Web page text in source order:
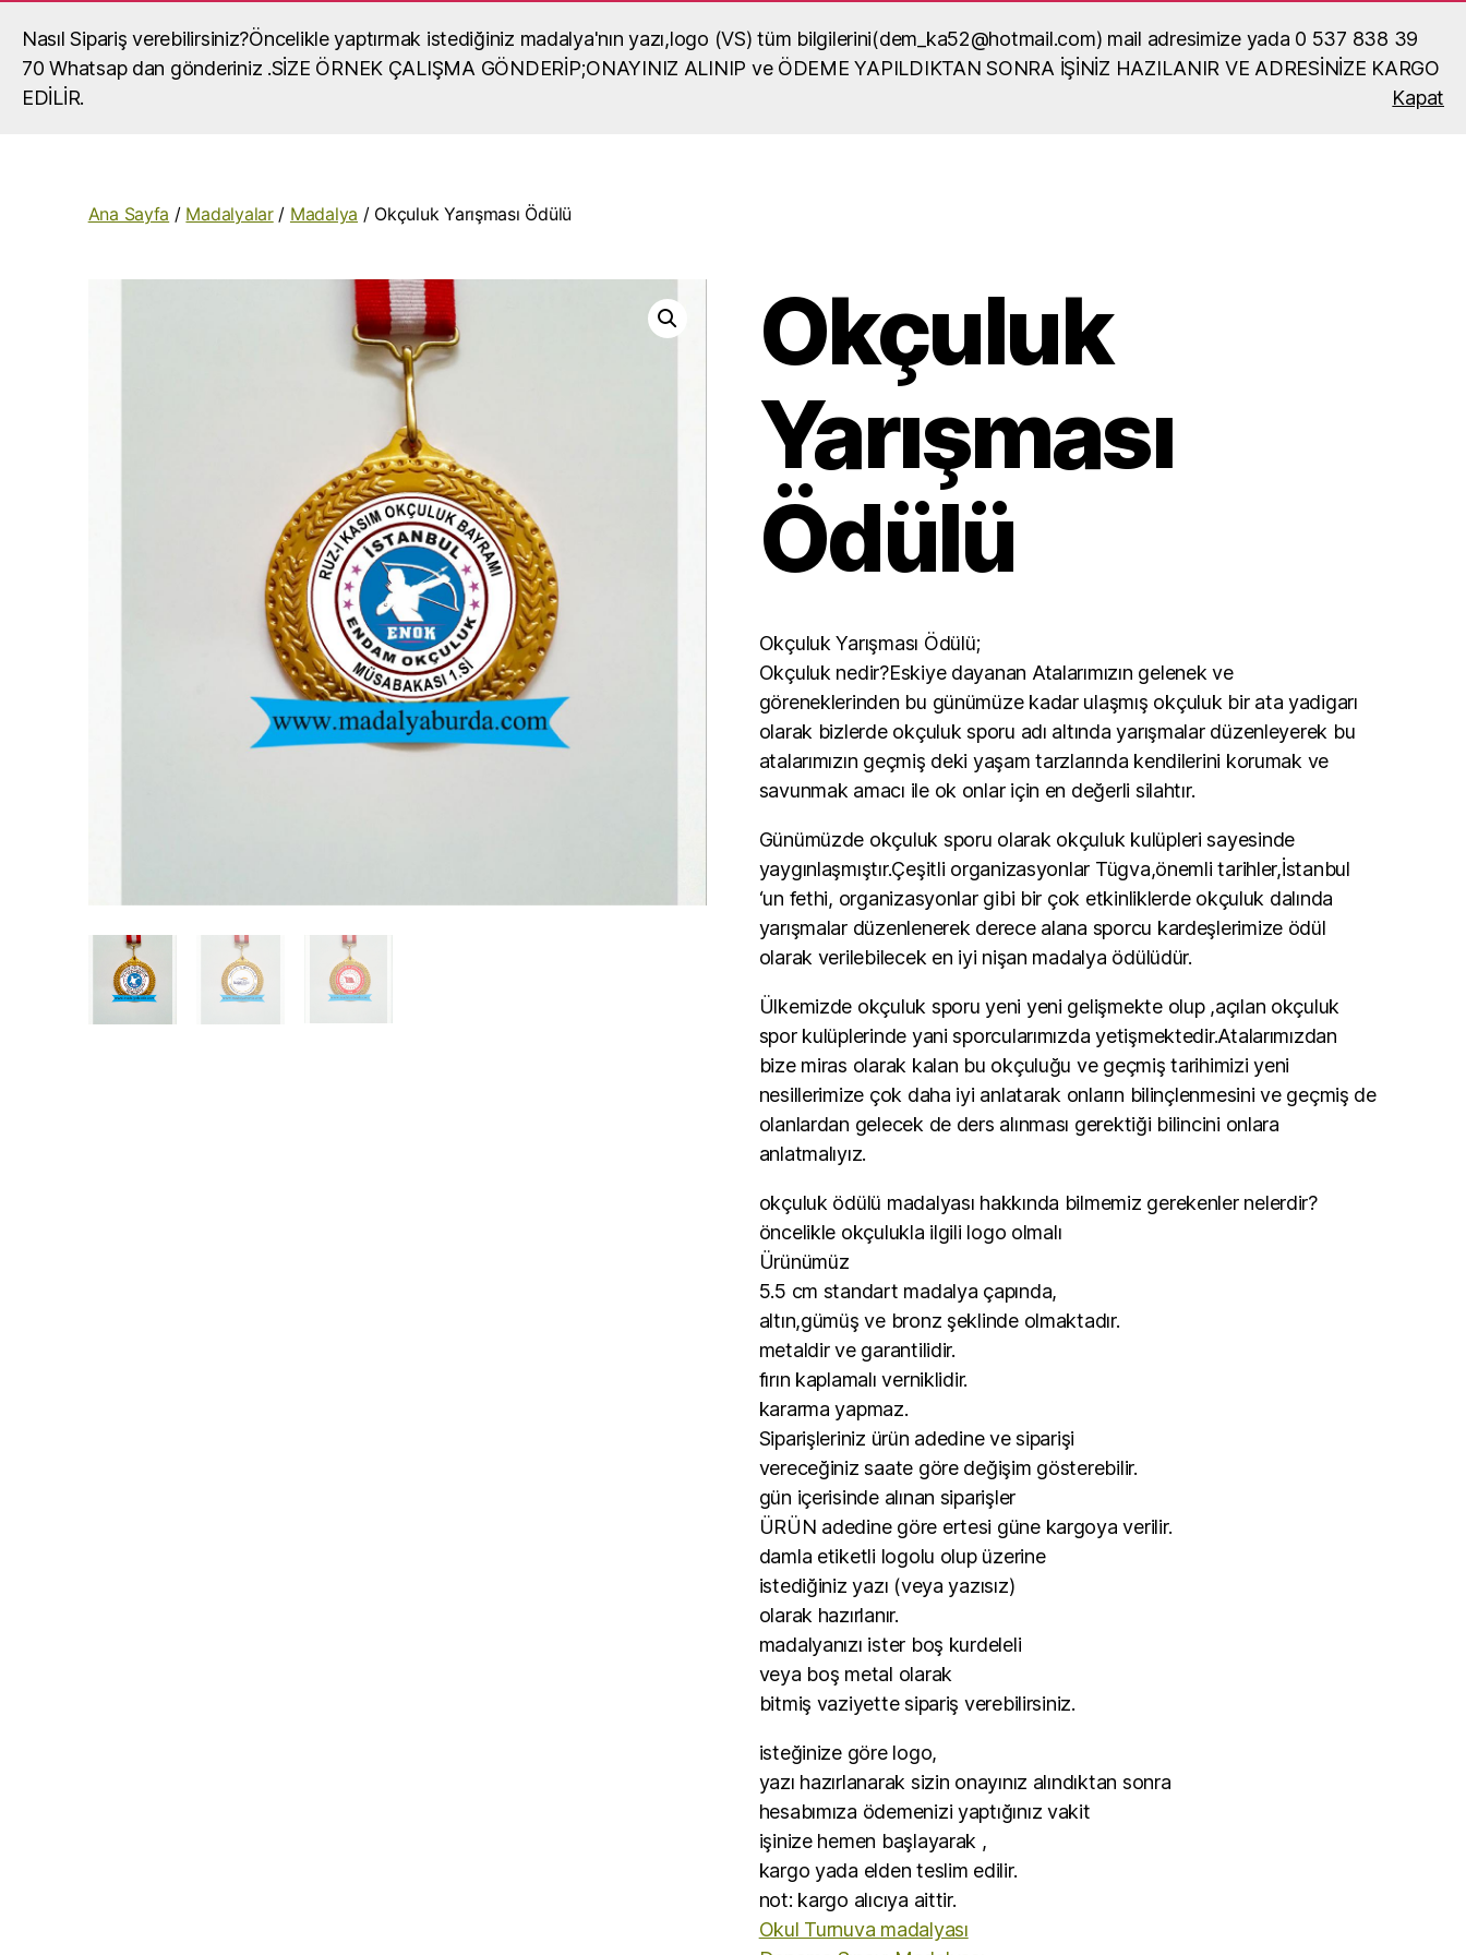
Nasıl Sipariş verebilirsiniz?Öncelikle yaptırmak istediğiniz madalya'nın yazı,logo (VS) tüm bilgilerini(dem_ka52@hotmail.com) mail adresimize yada 0 537 838 39
70 Whatsap dan gönderiniz .SİZE ÖRNEK ÇALIŞMA GÖNDERİP;ONAYINIZ ALINIP ve ÖDEME YAPILDIKTAN SONRA İŞİNİZ HAZILANIR VE ADRESİNİZE KARGO
EDİLİR.
Kapat
Madalya, madalya yaptırma, okul madalya örneği
okullar,organizasyonlar,turnuvalar için madalya,madalya yaptırma, madalya
fiyatları,madalya örnekleri ve madalyalar hakkında görsel içerikli bilgiler
Ara
Ana Sayfa / Madalyalar/ Madalya / Okçuluk Yarışması Ödülü
Okçuluk
Yarışması
Ödülü
Okçuluk Yarışması Ödülü;
Okçuluk nedir?Eskiye dayanan Atalarımızın gelenek ve
göreneklerinden bu günümüze kadar ulaşmış okçuluk bir ata yadigarı
olarak bizlerde okçuluk sporu adı altında yarışmalar düzenleyerek bu
atalarımızın geçmiş deki yaşam tarzlarında kendilerini korumak ve
savunmak amacı ile ok onlar için en değerli silahtır.
Günümüzde okçuluk sporu olarak okçuluk kulüpleri sayesinde
yaygınlaşmıştır.Çeşitli organizasyonlar Tügva,önemli tarihler,İstanbul
‘un fethi, organizasyonlar gibi bir çok etkinliklerde okçuluk dalında
yarışmalar düzenlenerek derece alana sporcu kardeşlerimize ödül
olarak verilebilecek en iyi nişan madalya ödülüdür.
Ülkemizde okçuluk sporu yeni yeni gelişmekte olup ,açılan okçuluk
spor kulüplerinde yani sporcularımızda yetişmektedir.Atalarımızdan
bize miras olarak kalan bu okçuluğu ve geçmiş tarihimizi yeni
nesillerimize çok daha iyi anlatarak onların bilinçlenmesini ve geçmiş de
olanlardan gelecek de ders alınması gerektiği bilincini onlara
anlatmalıyız.
okçuluk ödülü madalyası hakkında bilmemiz gerekenler nelerdir?
öncelikle okçulukla ilgili logo olmalı
Ürünümüz
5.5 cm standart madalya çapında,
altın,gümüş ve bronz şeklinde olmaktadır.
metaldir ve garantilidir.
fırın kaplamalı verniklidir.
kararma yapmaz.
Siparişleriniz ürün adedine ve siparişi
vereceğiniz saate göre değişim gösterebilir.
gün içerisinde alınan siparişler
ÜRÜN adedine göre ertesi güne kargoya verilir.
damla etiketli logolu olup üzerine
istediğiniz yazı (veya yazısız)
olarak hazırlanır.
madalyanızı ister boş kurdeleli
veya boş metal olarak
bitmiş vaziyette sipariş verebilirsiniz.
isteğinize göre logo,
yazı hazırlanarak sizin onayınız alındıktan sonra
hesabımıza ödemenizi yaptığınız vakit
işinize hemen başlayarak ,
kargo yada elden teslim edilir.
not: kargo alıcıya aittir.
Okul Turnuva madalyası